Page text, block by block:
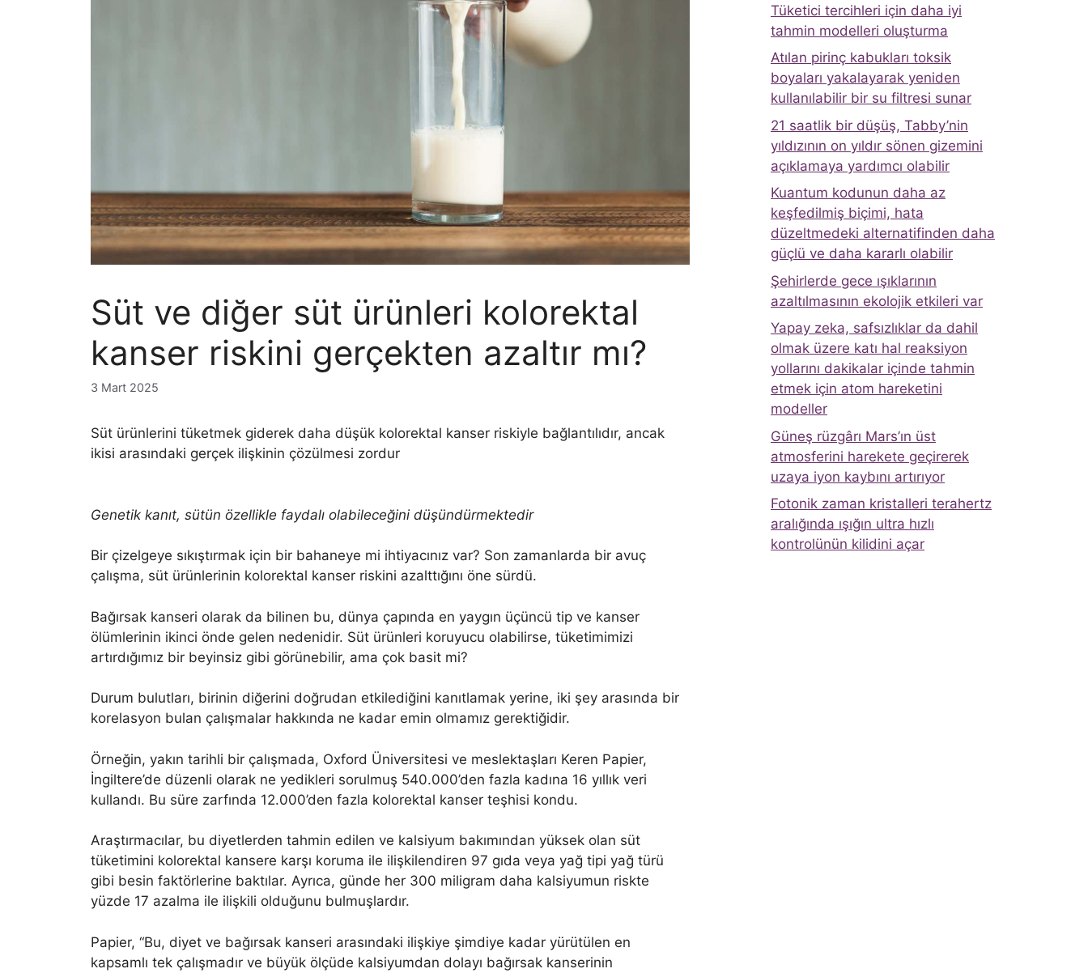
Süt ve diğer süt ürünleri kolorektal
kanser riskini gerçekten azaltır mı?
3 Mart 2025
Süt ürünlerini tüketmek giderek daha düşük kolorektal kanser riskiyle bağlantılıdır, ancak
ikisi arasındaki gerçek ilişkinin çözülmesi zordur
Genetik kanıt, sütün özellikle faydalı olabileceğini düşündürmektedir
Bir çizelgeye sıkıştırmak için bir bahaneye mi ihtiyacınız var? Son zamanlarda bir avuç
çalışma, süt ürünlerinin kolorektal kanser riskini azalttığını öne sürdü.
Bağırsak kanseri olarak da bilinen bu, dünya çapında en yaygın üçüncü tip ve kanser
ölümlerinin ikinci önde gelen nedenidir. Süt ürünleri koruyucu olabilirse, tüketimimizi
artırdığımız bir beyinsiz gibi görünebilir, ama çok basit mi?
Durum bulutları, birinin diğerini doğrudan etkilediğini kanıtlamak yerine, iki şey arasında bir
korelasyon bulan çalışmalar hakkında ne kadar emin olmamız gerektiğidir.
Örneğin, yakın tarihli bir çalışmada, Oxford Üniversitesi ve meslektaşları Keren Papier,
İngiltere’de düzenli olarak ne yedikleri sorulmuş 540.000’den fazla kadına 16 yıllık veri
kullandı. Bu süre zarfında 12.000’den fazla kolorektal kanser teşhisi kondu.
Araştırmacılar, bu diyetlerden tahmin edilen ve kalsiyum bakımından yüksek olan süt
tüketimini kolorektal kansere karşı koruma ile ilişkilendiren 97 gıda veya yağ tipi yağ türü
gibi besin faktörlerine baktılar. Ayrıca, günde her 300 miligram daha kalsiyumun riskte
yüzde 17 azalma ile ilişkili olduğunu bulmuşlardır.
Papier, “Bu, diyet ve bağırsak kanseri arasındaki ilişkiye şimdiye kadar yürütülen en
kapsamlı tek çalışmadır ve büyük ölçüde kalsiyumdan dolayı bağırsak kanserinin
Tüketici tercihleri ​​için daha iyi
tahmin modelleri oluşturma
Atılan pirinç kabukları toksik
boyaları yakalayarak yeniden
kullanılabilir bir su filtresi sunar
21 saatlik bir düşüş, Tabby’nin
yıldızının on yıldır sönen gizemini
açıklamaya yardımcı olabilir
Kuantum kodunun daha az
keşfedilmiş biçimi, hata
düzeltmedeki alternatifinden daha
güçlü ve daha kararlı olabilir
Şehirlerde gece ışıklarının
azaltılmasının ekolojik etkileri var
Yapay zeka, safsızlıklar da dahil
olmak üzere katı hal reaksiyon
yollarını dakikalar içinde tahmin
etmek için atom hareketini
modeller
Güneş rüzgârı Mars’ın üst
atmosferini harekete geçirerek
uzaya iyon kaybını artırıyor
Fotonik zaman kristalleri terahertz
aralığında ışığın ultra hızlı
kontrolünün kilidini açar